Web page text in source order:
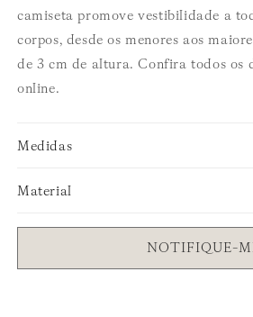
camiseta promove vestibilidade a
corpos, desde os menores aos
de 3 cm de altura. Confira todos os
online.
Medidas
Material
NOTIFIQUE-